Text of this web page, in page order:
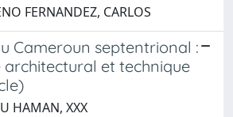
FERNANDEZ, CARLOS
Cameroun septentrional :
et technique
HAMAN, XXX